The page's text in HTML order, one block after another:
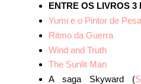
ENTRE OS LIVROS 3
Yumi e o Pintor de
Ritmo da Guerra
Wind and Truth
The Sunlit Man
A saga Skyward (